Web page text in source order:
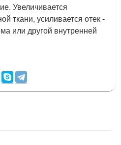
Увеличивается
ткани, усиливается отек -
или другой внутренней